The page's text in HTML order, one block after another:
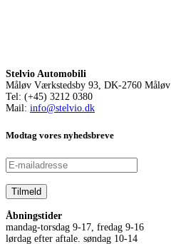
Stelvio Automobili
Måløv Værkstedsby 93, DK-2760 Måløv
Tel: (+45) 3212 0380
Mail: info@stelvio.dk
Modtag vores nyhedsbreve
Åbningstider
mandag-torsdag 9-17, fredag 9-16
lørdag efter aftale. søndag 10-14